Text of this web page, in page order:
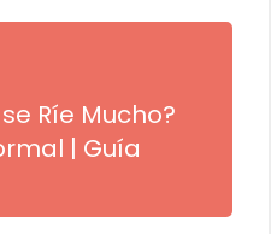
Ríe Mucho?
| Guía